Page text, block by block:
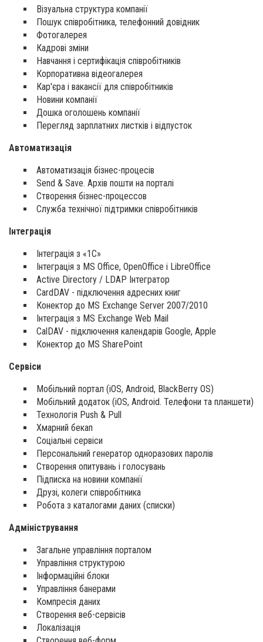
Візуальна структура компанії
Пошук співробітника, телефонний довідник
Фотогалерея
Кадрові зміни
Навчання і сертифікація співробітників
Корпоративна відеогалерея
Кар'єра і вакансії для співробітників
Новини компанії
Дошка оголошень компанії
Перегляд зарплатних листків і відпусток
Автоматизація
Автоматизація бізнес-процесів
Send & Save. Архів пошти на порталі
Створення бізнес-процессов
Служба технічної підтримки співробітників
Інтеграція
Інтеграція з «1С»
Інтеграція з MS Office, OpenOffice і LibreOffice
Active Directory / LDAP Інтегратор
CardDAV - підключення адресних книг
Конектор до MS Exchange Server 2007/2010
Інтеграція з MS Exchange Web Mail
CalDAV - підключення календарів Google, Apple
Конектор до MS SharePoint
Сервіси
Мобільний портал (iOS, Android, BlackBerry OS)
Мобільний додаток (iOS, Android. Телефони та планшети)
Технологія Push & Pull
Хмарний бекап
Соціальні сервіси
Персональний генератор одноразових паролів
Створення опитувань і голосувань
Підписка на новини компанії
Друзі, колеги співробітника
Робота з каталогами даних (списки)
Адміністрування
Загальне управління порталом
Управління структурою
Інформаційні блоки
Управління банерами
Компресія даних
Створення веб-сервісів
Локалізація